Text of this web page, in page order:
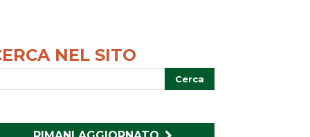
NEL SITO